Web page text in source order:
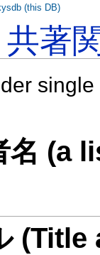
共著
名 (a
(this DB)